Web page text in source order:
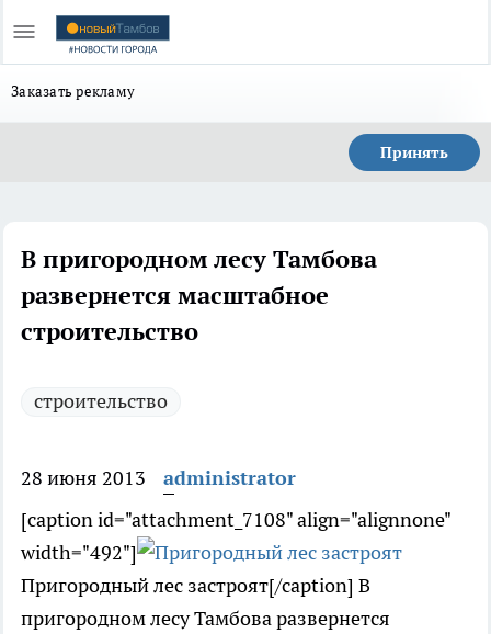
Заказать рекламу
Принять
В пригородном лесу Тамбова
развернется масштабное
строительство
строительство
28 июня 2013
administrator
[caption id="attachment_7108" align="alignnone"
width="492"]
Пригородный лес застроят[/caption] В
пригородном лесу Тамбова развернется